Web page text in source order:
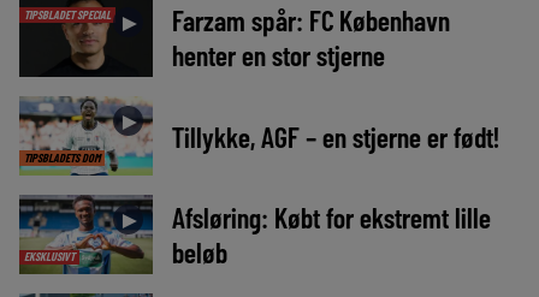
TIPSBLADET SPECIAL ►
Farzam spår: FC København
henter en stor stjerne
TIPSBLADETS DOM
► Tillykke, AGF – en stjerne er født!
EKSKLUSIVT
►
Afsløring: Købt for ekstremt lille
beløb